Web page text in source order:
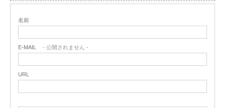
名前
E-MAIL - 公開されません -
URL